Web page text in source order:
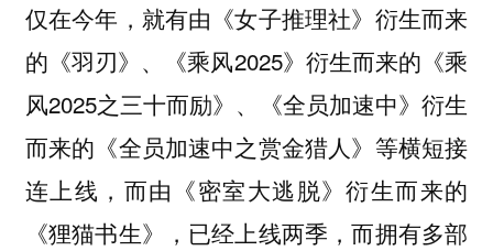
仅在今年，就有由《女子推理社》衍生而来
的《羽刃》、《乘风2025》衍生而来的《乘
风2025之三十而励》、《全员加速中》衍生
而来的《全员加速中之赏金猎人》等横短接
连上线，而由《密室大逃脱》衍生而来的
《狸猫书生》，已经上线两季，而拥有多部